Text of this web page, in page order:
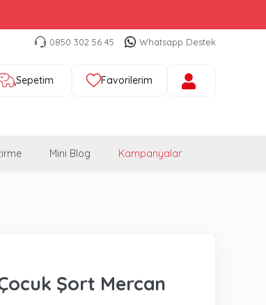
0850 302 56 45 Whatsapp Destek
Sepetim Favorilerim
Mini Blog Kampanyalar
Şort Mercan